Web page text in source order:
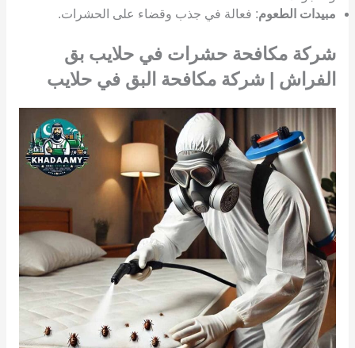
مبيدات الطعوم: فعالة في جذب وقضاء على الحشرات.
شركة مكافحة حشرات في حلايب بق
الفراش | شركة مكافحة البق في حلايب